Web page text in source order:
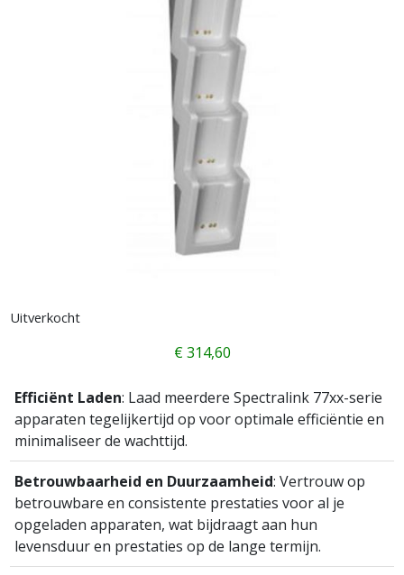
Uitverkocht
€314,60
Efficiënt Laden: Laad meerdere Spectralink 77xx-serie
apparaten tegelijkertijd op voor optimale efficiëntie en
minimaliseer de wachttijd.
Betrouwbaarheid en Duurzaamheid: Vertrouw op
betrouwbare en consistente prestaties voor al je
opgeladen apparaten, wat bijdraagt aan hun
levensduur en prestaties op de lange termijn.